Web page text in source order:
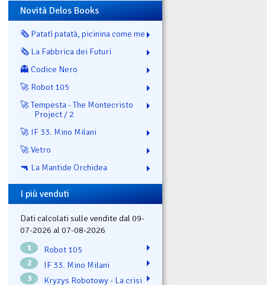
Novità Delos Books
🗞️ Patatì patatà, picinina come me
🗞️ La Fabbrica dei Futuri
👻 Codice Nero
🚀 Robot 105
🚀 Tempesta - The Montecristo
Project / 2
🚀 IF 33. Mino Milani
🚀 Vetro
🔫 La Mantide Orchidea
I più venduti
Dati calcolati sulle vendite dal 09-
07-2026 al 07-08-2026
1 Robot 105
2 IF 33. Mino Milani
3
Kryzys Robotowy - La crisi